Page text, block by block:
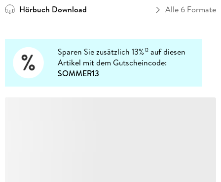
Hörbuch Download Alle 6 Formate
Sparen Sie zusätzlich 13%12 auf diesen
Artikel mit dem Gutscheincode:
SOMMER13